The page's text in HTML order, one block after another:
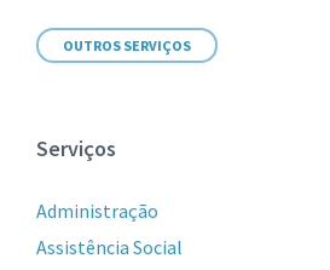
OUTROS SERVIÇOS
Serviços
Administração
Assistência Social